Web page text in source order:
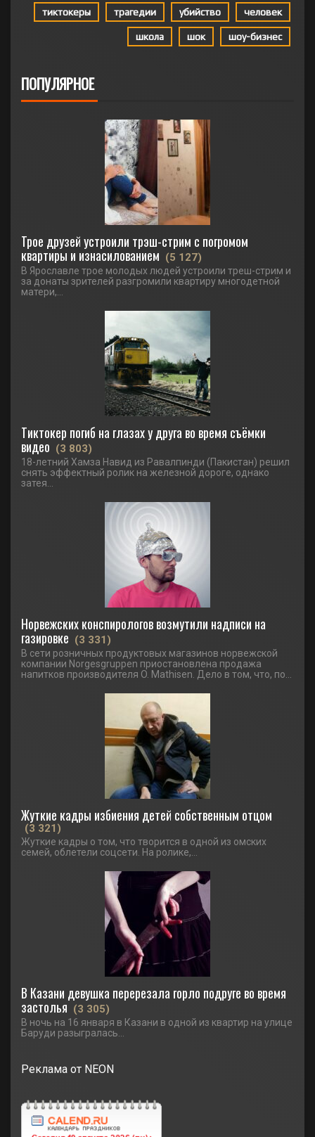
тиктокеры трагедии убийство человек
школа шок шоу-бизнес
ПОПУЛЯРНОЕ
Трое друзей устроили трэш-стрим с погромом
квартиры и изнасилованием (5 127)
В Ярославле трое молодых людей устроили треш-стрим и
за донаты зрителей разгромили квартиру многодетной
матери,...
Тиктокер погиб на глазах у друга во время съёмки
видео (3 803)
18-летний Хамза Навид из Равалпинди (Пакистан) решил
снять эффектный ролик на железной дороге, однако
затея...
Норвежских конспирологов возмутили надписи на
газировке (3 331)
В сети розничных продуктовых магазинов норвежской
компании Norgesgruppen приостановлена продажа
напитков производителя O. Mathisen. Дело в том, что, по...
Жуткие кадры избиения детей собственным отцом
(3 321)
Жуткие кадры о том, что творится в одной из омских
семей, облетели соцсети. На ролике,...
В Казани девушка перерезала горло подруге во время
застолья (3 305)
В ночь на 16 января в Казани в одной из квартир на улице
Баруди разыгралась...
Реклама от NEON